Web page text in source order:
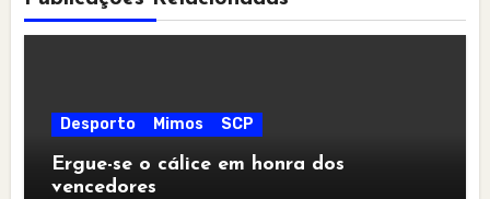
Desporto Mimos SCP
Ergue-se o cálice em honra dos
vencedores